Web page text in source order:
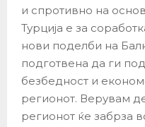
и спротивно на
Турција е за
нови поделби на
подготвена да ги
безбедност и
регионот. Верувам
регионот ќе забрза